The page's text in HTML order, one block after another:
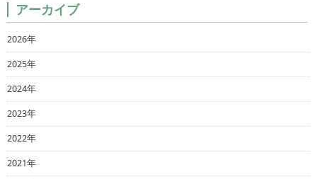
アーカイブ
2026年
2025年
2024年
2023年
2022年
2021年